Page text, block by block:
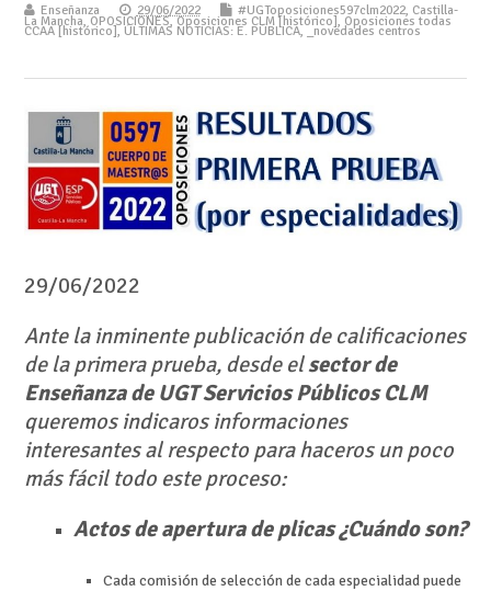
Enseñanza 29/06/2022 #UGToposiciones597clm2022, Castilla-
La Mancha, OPOSICIONES,Oposiciones CLM [histórico], Oposiciones todas
CCAA [histórico], ÚLTIMAS NOTICIAS: E. PÚBLICA, _novedades centros
29/06/2022
Ante la inminente publicación de calificaciones
de la primera prueba, desde elsector de
Enseñanza de UGT Servicios Públicos CLM
queremos indicaros informaciones
interesantes al respecto para haceros un poco
más fácil todo este proceso:
Actos de apertura de plicas ¿Cuándo son?
Cada comisión de selección de cada especialidad puede